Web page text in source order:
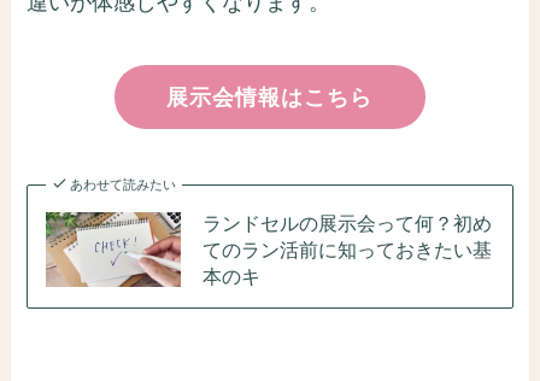
展示会情報はこちら
あわせて読みたい
ランドセルの展示会って何？初め
てのラン活前に知っておきたい基
本のキ